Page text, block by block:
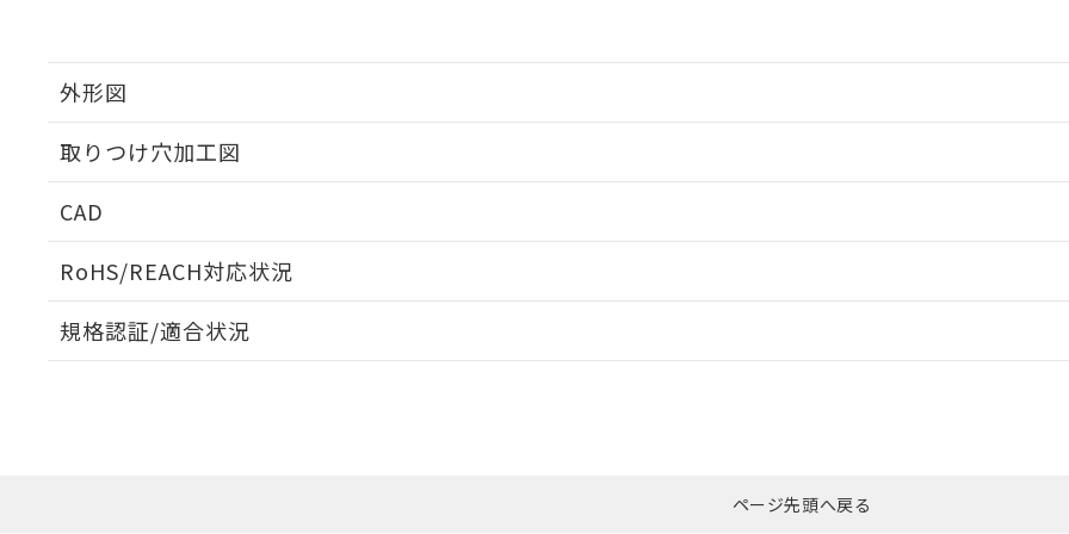
外形図
取りつけ穴加工図
CAD
RoHS/REACH対応状況
EU RoHS 注意事項・凡例
ダウンロードはこちら
規格認証/適合状況
ページ先頭へ戻る